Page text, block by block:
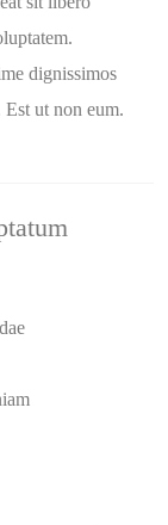
dignissimos
Est ut non eum.